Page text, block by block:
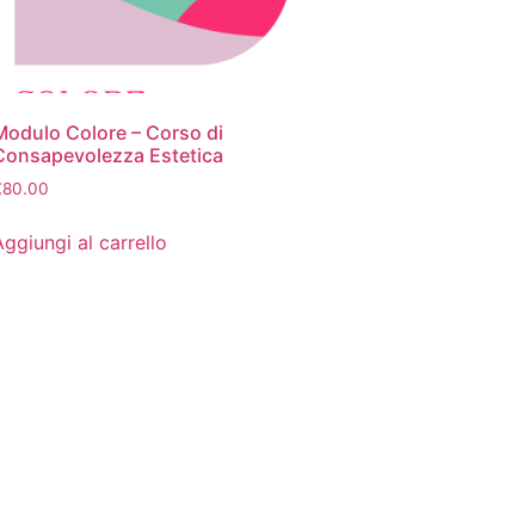
Colore – Corso di
Estetica
80.00
al carrello